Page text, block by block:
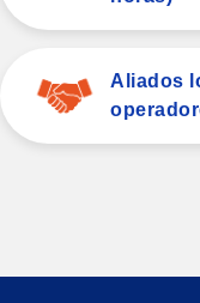
Aliados